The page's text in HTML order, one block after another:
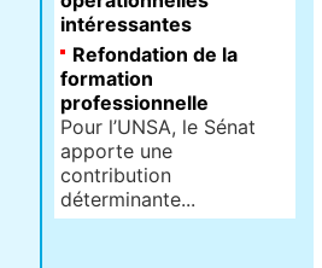
intéressantes
Refondation de la
formation
professionnelle
Pour l’UNSA, le Sénat
apporte une
contribution
déterminante...